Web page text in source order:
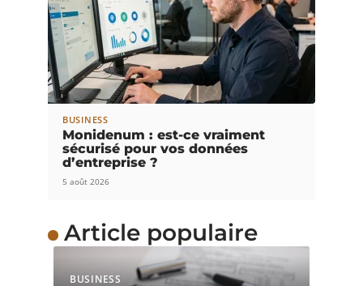
BUSINESS
Monidenum : est-ce vraiment
sécurisé pour vos données
d’entreprise ?
5 août 2026
Article populaire
BUSINESS